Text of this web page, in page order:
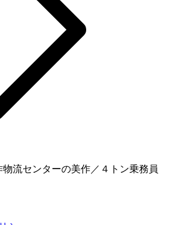
流センターの美作／４トン乗務員